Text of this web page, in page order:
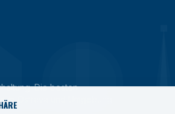
Die besten
in Ostrava und Umgebung.